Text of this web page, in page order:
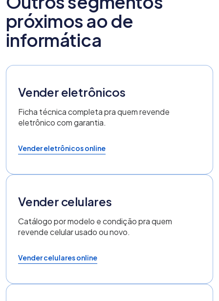
próximos ao de
informática
Vender eletrônicos
Ficha técnica completa pra quem revende
eletrônico com garantia.
Vender eletrônicos online
Vender celulares
Catálogo por modelo e condição pra quem
revende celular usado ou novo.
Vender celulares online